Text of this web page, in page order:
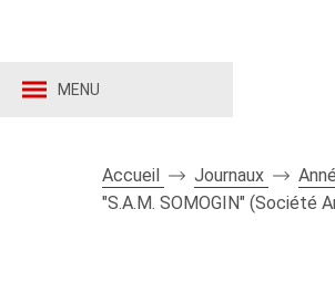
MENU
Accueil Journaux
"S.A.M. SOMOGIN" (Société